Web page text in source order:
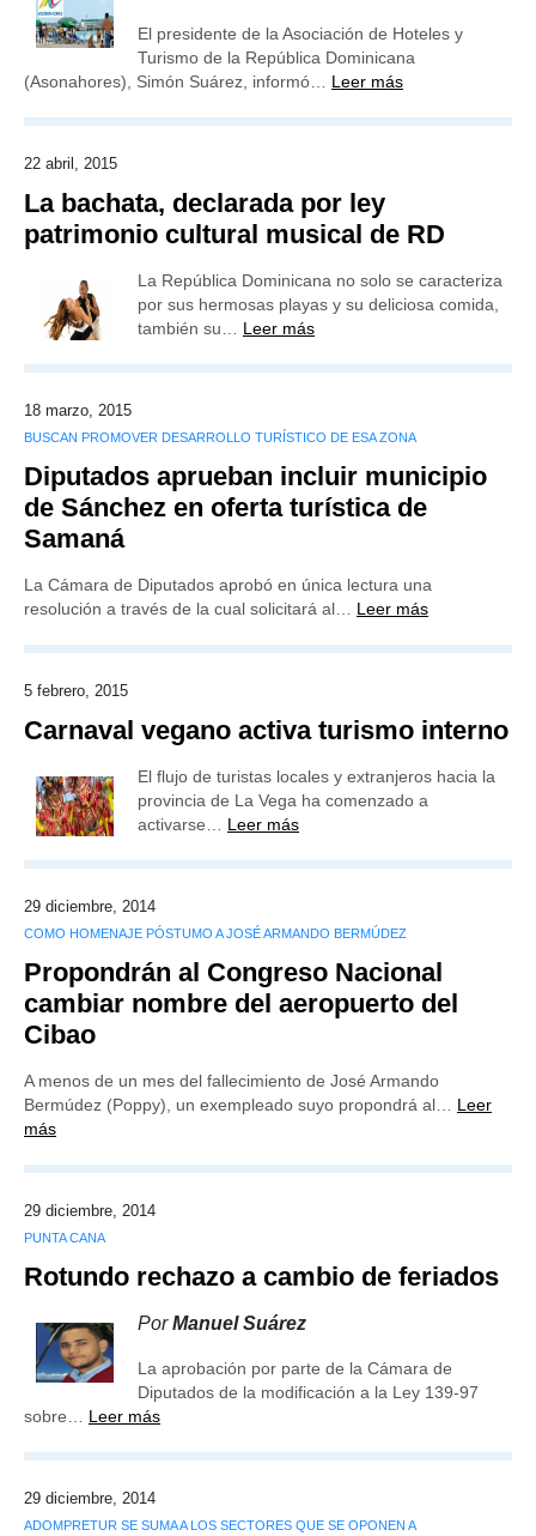
El presidente de la Asociación de Hoteles y
Turismo de la República Dominicana
(Asonahores), Simón Suárez, informó… Leer más
22 abril, 2015
La bachata, declarada por ley
patrimonio cultural musical de RD
La República Dominicana no solo se caracteriza
por sus hermosas playas y su deliciosa comida,
también su… Leer más
18 marzo, 2015
BUSCAN PROMOVER DESARROLLO TURÍSTICO DE ESA ZONA
Diputados aprueban incluir municipio
de Sánchez en oferta turística de
Samaná
La Cámara de Diputados aprobó en única lectura una
resolución a través de la cual solicitará al… Leer más
5 febrero, 2015
Carnaval vegano activa turismo interno
El flujo de turistas locales y extranjeros hacia la
provincia de La Vega ha comenzado a
activarse… Leer más
29 diciembre, 2014
COMO HOMENAJE PÓSTUMO A JOSÉ ARMANDO BERMÚDEZ
Propondrán al Congreso Nacional
cambiar nombre del aeropuerto del
Cibao
A menos de un mes del fallecimiento de José Armando
Bermúdez (Poppy), un exempleado suyo propondrá al… Leer
más
29 diciembre, 2014
PUNTA CANA
Rotundo rechazo a cambio de feriados
PorManuel Suárez
La aprobación por parte de la Cámara de
Diputados de la modificación a la Ley 139-97
sobre… Leer más
29 diciembre, 2014
ADOMPRETUR SE SUMA A LOS SECTORES QUE SE OPONEN A